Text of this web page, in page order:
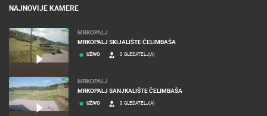
NAJNOVIJE KAMERE
MRKOPALJ
MRKOPALJ SKIJALIŠTE ČELIMBAŠA
UŽIVO 0 GLEDATELJ(A)
MRKOPALJ
MRKOPALJ SANJKALIŠTE ČELIMBAŠA
UŽIVO 0 GLEDATELJ(A)